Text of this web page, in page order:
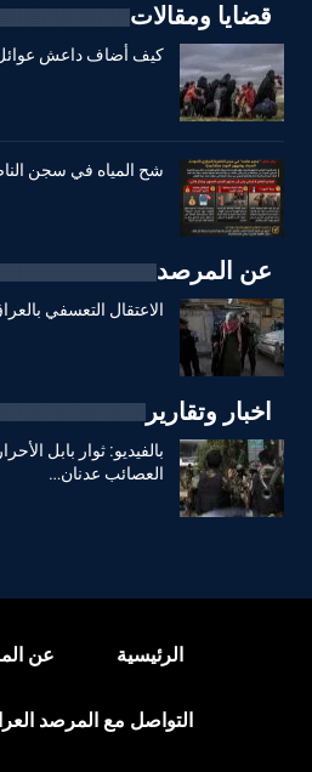
قضايا ومقالات
كيف أضاف داعش عوائل
شح المياه في سجن
عن المرصد
الاعتقال التعسفي
اخبار وتقارير
بالفيديو: ثوار بابل
العصائب عدنان…
الرئيسية عن
التواصل مع المرصد